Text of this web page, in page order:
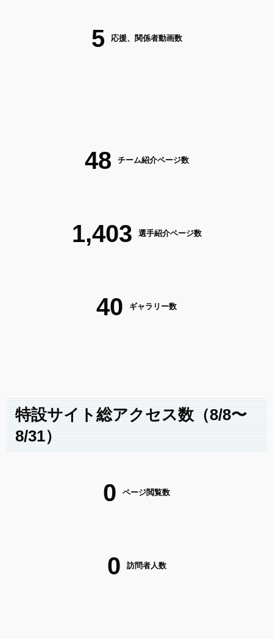
5 応援、関係者動画数
48 チーム紹介ページ数
1,403 選手紹介ページ数
40 ギャラリー数
特設サイト総アクセス数（8/8〜
8/31）
0 ページ閲覧数
0 訪問者人数